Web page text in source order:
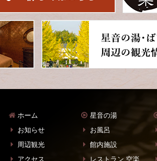
ホーム
お知らせ
周辺観光
アクセス
星音の湯
お風呂
館内施設
レストラン 空楽